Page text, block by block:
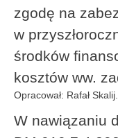
zgodę na
w
środków
kosztów ww.
Opracował: Rafał Skalij.
W nawiązaniu